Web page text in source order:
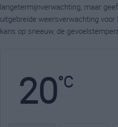
langetermijnverwachting, maar
uitgebreide weersverwachting
kans op sneeuw, de
20°C